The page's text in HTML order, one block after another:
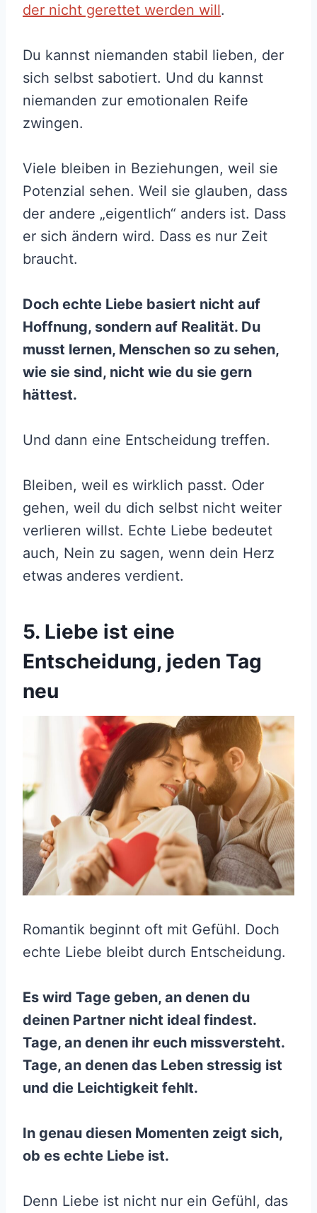
der nicht gerettet werden will.
Du kannst niemanden stabil lieben, der
sich selbst sabotiert. Und du kannst
niemanden zur emotionalen Reife
zwingen.
Viele bleiben in Beziehungen, weil sie
Potenzial sehen. Weil sie glauben, dass
der andere „eigentlich“ anders ist. Dass
er sich ändern wird. Dass es nur Zeit
braucht.
Doch echte Liebe basiert nicht auf
Hoffnung, sondern auf Realität. Du
musst lernen, Menschen so zu sehen,
wie sie sind, nicht wie du sie gern
hättest.
Und dann eine Entscheidung treffen.
Bleiben, weil es wirklich passt. Oder
gehen, weil du dich selbst nicht weiter
verlieren willst. Echte Liebe bedeutet
auch, Nein zu sagen, wenn dein Herz
etwas anderes verdient.
5. Liebe ist eine
Entscheidung, jeden Tag
neu
Romantik beginnt oft mit Gefühl. Doch
echte Liebe bleibt durch Entscheidung.
Es wird Tage geben, an denen du
deinen Partner nicht ideal findest.
Tage, an denen ihr euch missversteht.
Tage, an denen das Leben stressig ist
und die Leichtigkeit fehlt.
In genau diesen Momenten zeigt sich,
ob es echte Liebe ist.
Denn Liebe ist nicht nur ein Gefühl, das